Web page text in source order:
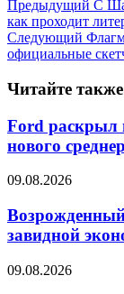
Предыдущий С
как проходит
Следующий
официальные
Читайте также
Ford раскрыл
нового
09.08.2026
завидной
09.08.2026